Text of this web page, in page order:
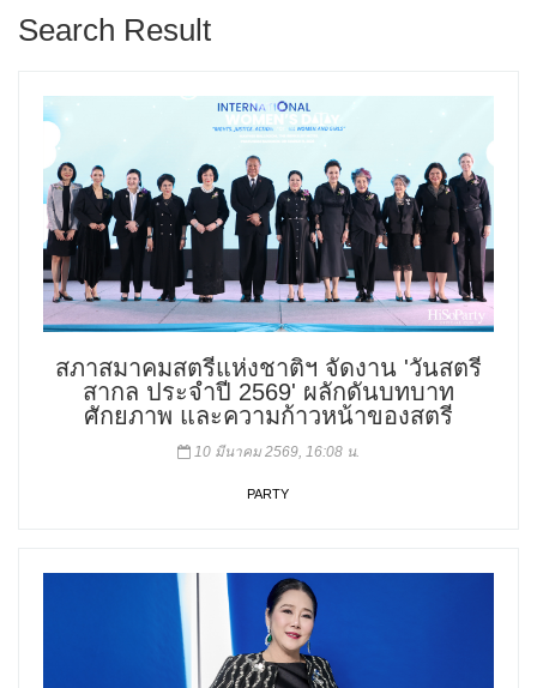
Search Result
สภาสมาคมสตรีแห่งชาติฯ จัดงาน 'วันสตรี
สากล ประจำปี 2569' ผลักดันบทบาท
ศักยภาพ และความก้าวหน้าของสตรี
10 มีนาคม 2569, 16:08 น.
PARTY